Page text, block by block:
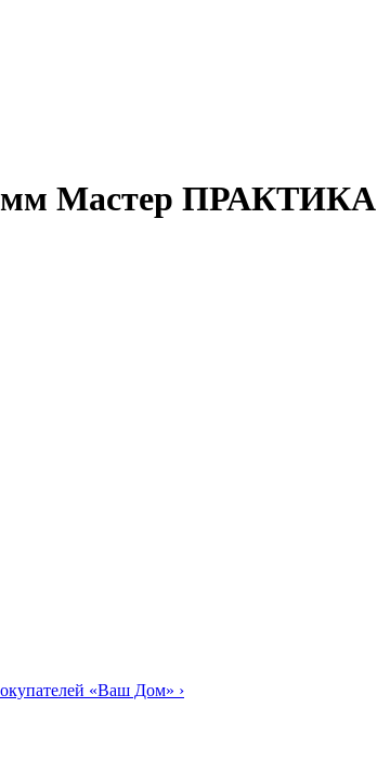
Мастер ПРАКТИКА
«Ваш Дом» ›